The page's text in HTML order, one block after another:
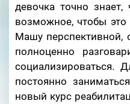
девочка точно знает,
возможное, чтобы это
Машу перспективной,
полноценно
социализироваться.
постоянно
новый курс